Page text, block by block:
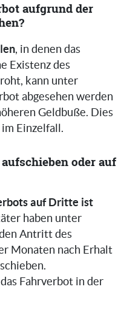
aufgrund der
, in denen das
Existenz des
kann unter
abgesehen werden
Geldbuße. Dies
Einzelfall.
oder auf
auf Dritte ist
haben unter
Antritt des
Monaten nach Erhalt
Fahrverbot in der